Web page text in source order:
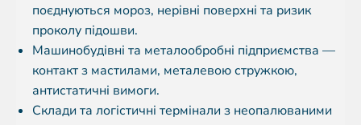
поєднуються мороз, нерівні поверхні та ризик
проколу підошви.
Машинобудівні та металообробні підприємства —
контакт з мастилами, металевою стружкою,
антистатичні вимоги.
Склади та логістичні термінали з неопалюваними